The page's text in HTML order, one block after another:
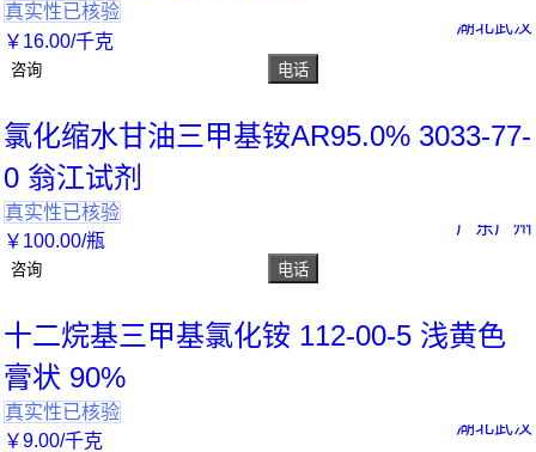
真实性已核验
￥ 16.00/千克
湖北武汉
咨询 电话
氯化缩水甘油三甲基铵AR95.0% 3033-77-
0 翁江试剂
真实性已核验
￥ 100.00/瓶
广东广州
咨询 电话
十二烷基三甲基氯化铵 112-00-5 浅黄色
膏状 90%
真实性已核验
￥9.00/千克
湖北武汉